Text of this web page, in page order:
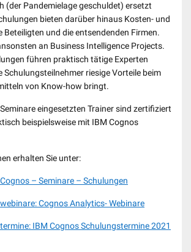
(der Pandemielage geschuldet) ersetzt
bieten darüber hinaus Kosten- und
Beteiligten und die entsendenden Firmen.
an Business Intelligence Projects.
führen praktisch tätige Experten
Schulungsteilnehmer riesige Vorteile beim
von Know-how bringt.
eingesetzten Trainer sind zertifiziert
beispielsweise mit IBM Cognos
erhalten Sie unter:
– Seminare – Schulungen
Cognos Analytics- Webinare
IBM Cognos Schulungstermine 2021